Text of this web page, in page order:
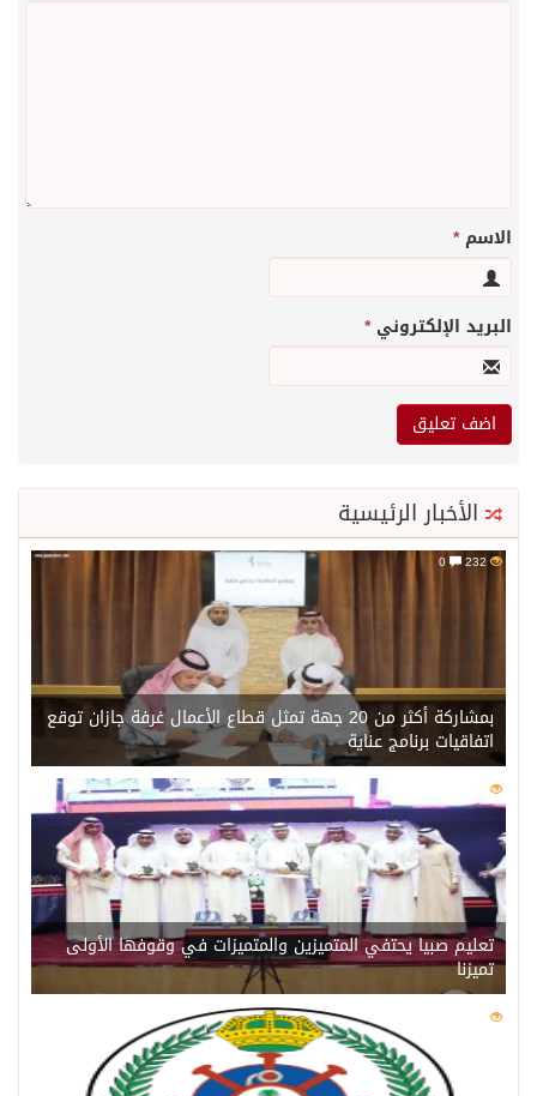
الاسم*
البريد الإلكتروني*
الأخبار الرئيسية
232
بمشاركة أكثر من 20 جهة تمثل قطاع الأعمال غرفة جازان توقع
اتفاقيات برنامج عناية
214
تعليم صبيا يحتفي المتميزين والمتميزات في وقوفها الأولى
تميزنا
206